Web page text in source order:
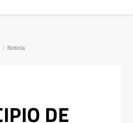
/ Noticia
DE